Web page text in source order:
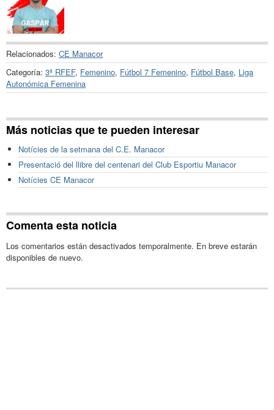
Relacionados: CE Manacor
Categoría: 3ª RFEF, Femenino, Fútbol 7 Femenino, Fútbol Base, Liga
Autonómica Femenina
Más noticias que te pueden interesar
Notícies de la setmana del C.E. Manacor
Presentació del llibre del centenari del Club Esportiu Manacor
Notícies CE Manacor
Comenta esta noticia
Los comentarios están desactivados temporalmente. En breve estarán
disponibles de nuevo.